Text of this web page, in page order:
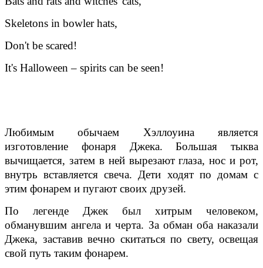
Skeletons in bowler hats,
Don't be scared!
It's Halloween – spirits can be seen!
Любимым обычаем Хэллоуина является
изготовление фонаря Джека. Большая тыква
вычищается, затем в ней вырезают глаза, нос и рот,
внутрь вставляется свеча. Дети ходят по домам с
этим фонарем и пугают своих друзей.
По легенде Джек был хитрым человеком,
обманувшим ангела и черта. За обман оба наказали
Джека, заставив вечно скитаться по свету, освещая
свой путь таким фонарем.